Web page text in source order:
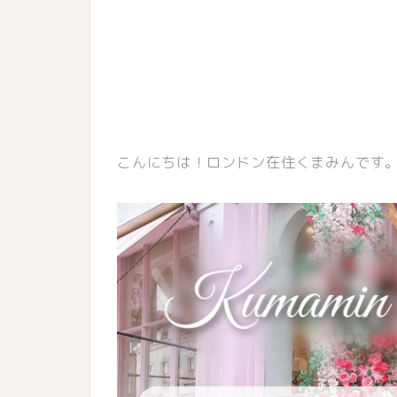
こんにちは！ロンドン在住くまみんです